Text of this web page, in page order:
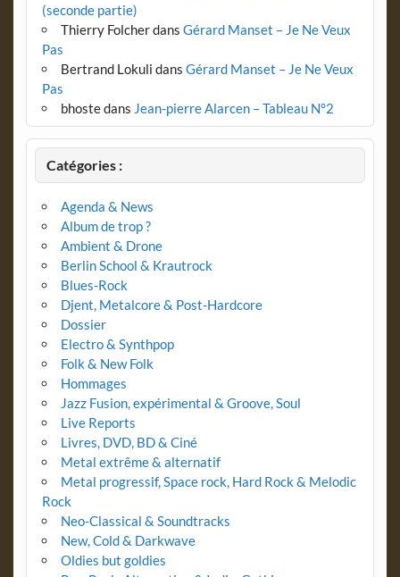
(seconde partie)
Thierry Folcherdans Gérard Manset – Je Ne Veux
Pas
Bertrand Lokuli dans Gérard Manset – Je Ne Veux
Pas
bhostedans Jean-pierre Alarcen – Tableau N°2
Catégories :
Agenda & News
Album de trop ?
Ambient & Drone
Berlin School & Krautrock
Blues-Rock
Djent, Metalcore & Post-Hardcore
Dossier
Electro & Synthpop
Folk & New Folk
Hommages
Jazz Fusion, expérimental & Groove, Soul
Live Reports
Livres, DVD, BD & Ciné
Metal extrême & alternatif
Metal progressif, Space rock, Hard Rock & Melodic
Rock
Neo-Classical & Soundtracks
New, Cold & Darkwave
Oldies but goldies